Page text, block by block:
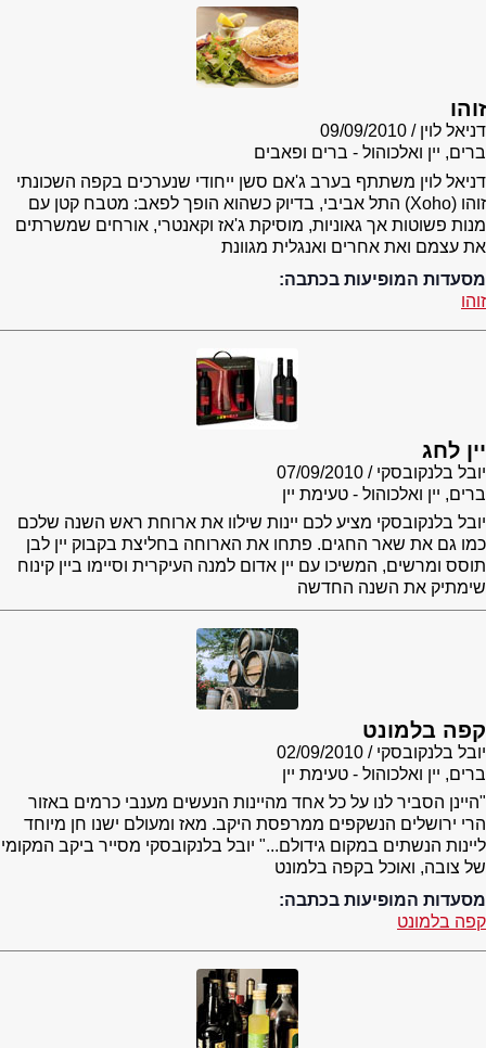
זוהו
דניאל לוין
09/09/2010
ברים, יין ואלכוהול - ברים ופאבים
דניאל לוין משתתף בערב ג'אם סשן ייחודי שנערכים בקפה השכונתי
זוהו (Xoho) התל אביבי, בדיוק כשהוא הופך לפאב: מטבח קטן עם
מנות פשוטות אך גאוניות, מוסיקת ג'אז וקאנטרי, אורחים שמשרתים
את עצמם ואת אחרים ואנגלית מגוונת
מסעדות המופיעות בכתבה:
זוהו
יין לחג
יובל בלנקובסקי
07/09/2010
ברים, יין ואלכוהול - טעימת יין
יובל בלנקובסקי מציע לכם יינות שילוו את ארוחת ראש השנה שלכם
כמו גם את שאר החגים. פתחו את הארוחה בחליצת בקבוק יין לבן
תוסס ומרשים, המשיכו עם יין אדום למנה העיקרית וסיימו ביין קינוח
שימתיק את השנה החדשה
קפה בלמונט
יובל בלנקובסקי
02/09/2010
ברים, יין ואלכוהול - טעימת יין
"היינן הסביר לנו על כל אחד מהיינות הנעשים מענבי כרמים באזור
הרי ירושלים הנשקפים ממרפסת היקב. מאז ומעולם ישנו חן מיוחד
ליינות הנשתים במקום גידולם..." יובל בלנקובסקי מסייר ביקב המקומי
של צובה, ואוכל בקפה בלמונט
מסעדות המופיעות בכתבה:
קפה בלמונט